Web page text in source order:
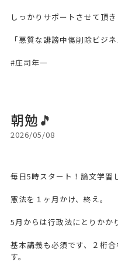
しっかりサポートさせて頂き
「悪質な誹謗中傷削除ビジ
#庄司年一
朝勉🎵
2026/05/08
毎日5時スタート！論文学習
憲法を１ヶ月かけ、終え。
5月からは行政法にとりかか
基本講義も必須です、２桁
す。